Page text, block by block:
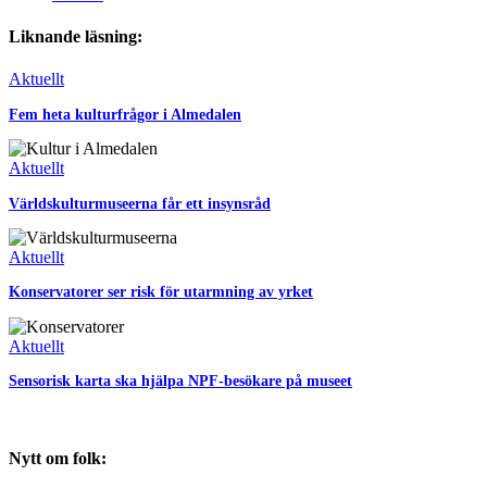
Liknande läsning:
Aktuellt
Fem heta kulturfrågor i Almedalen
Aktuellt
Världskulturmuseerna får ett insynsråd
Aktuellt
Konservatorer ser risk för utarmning av yrket
Aktuellt
Sensorisk karta ska hjälpa NPF-besökare på museet
Nytt om folk: